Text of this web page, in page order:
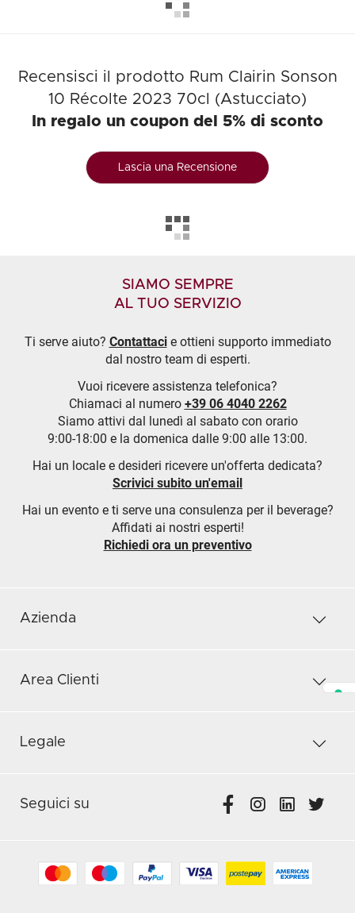
Recensisci il prodotto Rum Clairin Sonson
10 Récolte 2023 70cl (Astucciato)
In regalo un coupon del 5% di sconto
Lascia una Recensione
SIAMO SEMPRE
AL TUO SERVIZIO
Ti serve aiuto? Contattacie ottieni supporto immediato
dal nostro team di esperti.
Vuoi ricevere assistenza telefonica?
Chiamaci al numero +39 06 4040 2262
Siamo attivi dal lunedì al sabato con orario
9:00-18:00 e la domenica dalle 9:00 alle 13:00.
Hai un locale e desideri ricevere un'offerta dedicata?
Scrivici subito un'email
Hai un evento e ti serve una consulenza per il beverage?
Affidati ai nostri esperti!
Richiedi ora un preventivo
Azienda
Area Clienti
Legale
Seguici su